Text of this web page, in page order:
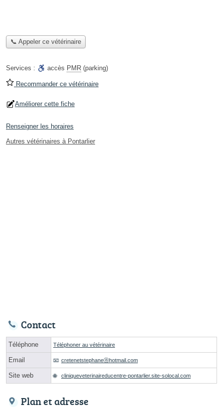
📞 Appeler ce vétérinaire
Services : accès PMR (parking)
Recommander ce vétérinaire
Améliorer cette fiche
Renseigner les horaires
Autres vétérinaires à Pontarlier
Contact
Téléphone Téléphoner au vétérinaire
Email cretenetstephaneⓐhotmail.com
Site web cliniqueveterinaireducentre-pontarlier.site-solocal.com
Plan et adresse